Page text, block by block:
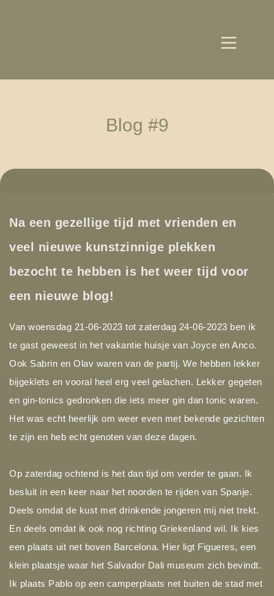
Blog #9
Na een gezellige tijd met vrienden en
veel nieuwe kunstzinnige plekken
bezocht te hebben is het weer tijd voor
een nieuwe blog!
Van woensdag 21-06-2023 tot zaterdag 24-06-2023 ben ik
te gast geweest in het vakantie huisje van Joyce en Anco.
Ook Sabrin en Olav waren van de partij. We hebben lekker
bijgeklets en vooral heel erg veel gelachen. Lekker gegeten
en gin-tonics gedronken die iets meer gin dan tonic waren.
Het was echt heerlijk om weer even met bekende gezichten
te zijn en heb echt genoten van deze dagen.
Op zaterdag ochtend is het dan tijd om verder te gaan. Ik
besluit in een keer naar het noorden te rijden van Spanje.
Deels omdat de kust met drinkende jongeren mij niet trekt.
En deels omdat ik ook nog richting Griekenland wil. Ik kies
een plaats uit net boven Barcelona. Hier ligt Figueres, een
klein plaatsje waar het Salvador Dali museum zich bevindt.
Ik plaats Pablo op een camperplaats net buiten de stad met